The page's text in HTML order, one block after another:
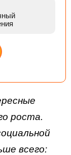
роста.
всего: